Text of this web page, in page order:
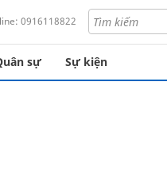
0916118822
sự Sự kiện